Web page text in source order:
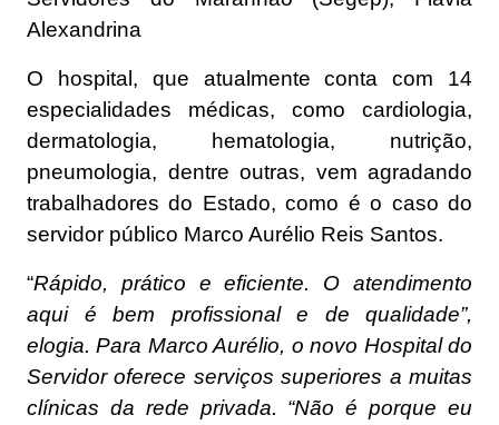
Alexandrina
O hospital, que atualmente conta com 14
especialidades médicas, como cardiologia,
dermatologia, hematologia, nutrição,
pneumologia, dentre outras, vem agradando
trabalhadores do Estado, como é o caso do
servidor público Marco Aurélio Reis Santos.
“Rápido, prático e eficiente. O atendimento
aqui é bem profissional e de qualidade”,
elogia. Para Marco Aurélio, o novo Hospital do
Servidor oferece serviços superiores a muitas
clínicas da rede privada. “Não é porque eu